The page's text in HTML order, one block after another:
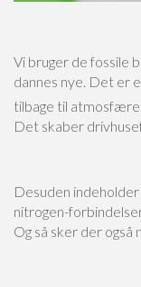
Vi bruger de fossile
dannes nye. Det er
tilbage til
Det skaber
Військовослужбовці
швидкому доступі до
кредиту для людей, які
У таких ситуаціях
і тривалих очікувань.
Desuden
nitrogen-
Og så sker der også